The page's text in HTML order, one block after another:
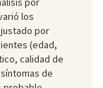
los
por
(edad,
calidad de
de